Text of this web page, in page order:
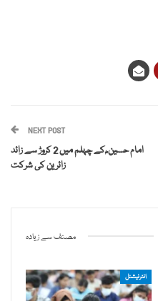
NEXT POST
امام حسین ؓ کے چہلم میں 2 کروڑ سے زائد
زائرین کی شرکت
مصنف سے زیادہ
انٹرنیشنل